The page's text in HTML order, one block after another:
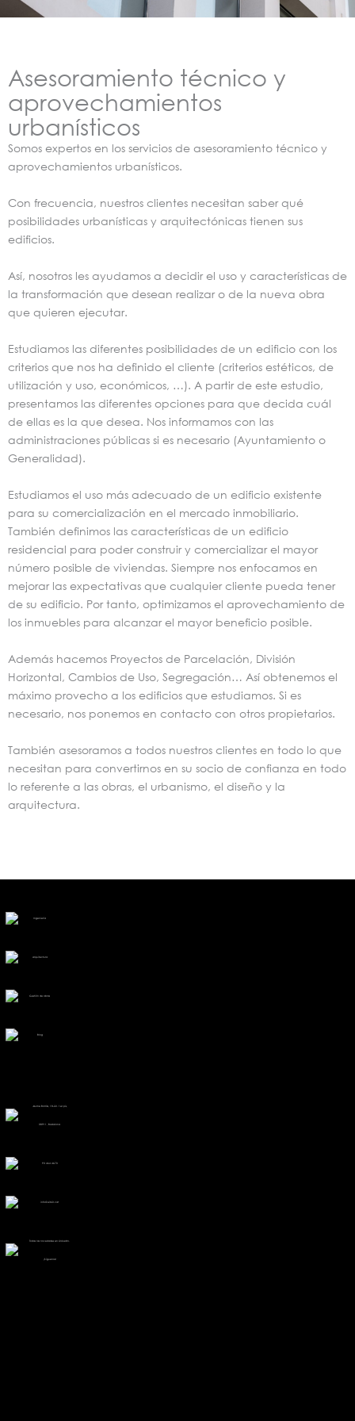
Asesoramiento técnico y
aprovechamientos
urbanísticos
Somos expertos en los servicios de asesoramiento técnico y
aprovechamientos urbanísticos.
Con frecuencia, nuestros clientes necesitan saber qué
posibilidades urbanísticas y arquitectónicas tienen sus
edificios.
Así, nosotros les ayudamos a decidir el uso y características de
la transformación que desean realizar o de la nueva obra
que quieren ejecutar.
Estudiamos las diferentes posibilidades de un edificio con los
criterios que nos ha definido el cliente (criterios estéticos, de
utilización y uso, económicos, …). A partir de este estudio,
presentamos las diferentes opciones para que decida cuál
de ellas es la que desea. Nos informamos con las
administraciones públicas si es necesario (Ayuntamiento o
Generalidad).
Estudiamos el uso más adecuado de un edificio existente
para su comercialización en el mercado inmobiliario.
También definimos las características de un edificio
residencial para poder construir y comercializar el mayor
número posible de viviendas. Siempre nos enfocamos en
mejorar las expectativas que cualquier cliente pueda tener
de su edificio. Por tanto, optimizamos el aprovechamiento de
los inmuebles para alcanzar el mayor beneficio posible.
Además hacemos Proyectos de Parcelación, División
Horizontal, Cambios de Uso, Segregación… Así obtenemos el
máximo provecho a los edificios que estudiamos. Si es
necesario, nos ponemos en contacto con otros propietarios.
También asesoramos a todos nuestros clientes en todo lo que
necesitan para convertirnos en su socio de confianza en todo
lo referente a las obras, el urbanismo, el diseño y la
arquitectura.
Ingeniería
Arquitectura
Gestión de obras
Blog
Jaume Borràs, 18-22. 1er pis,
08911, Badalona
93 464 4670
info@e360.cat
Todas las novedades en LinkedIn.
¡Síguenos!